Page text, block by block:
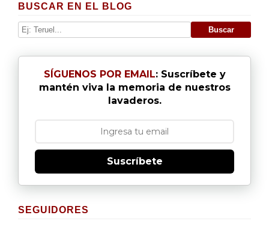
BUSCAR EN EL BLOG
SÍGUENOS POR EMAIL: Suscríbete y
mantén viva la memoria de nuestros
lavaderos.
Suscríbete
SEGUIDORES